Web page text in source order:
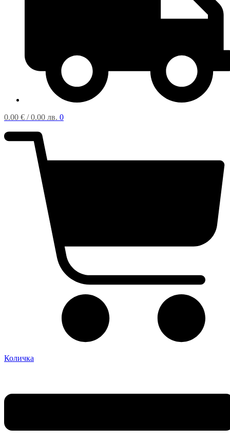
0.00 € / 0.00 лв. 0
Количка